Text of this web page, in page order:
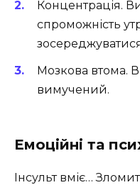
Концентрація.
спроможність
Мозкова втома.
вимучений.
Емоційні та
Інсульт вміє…